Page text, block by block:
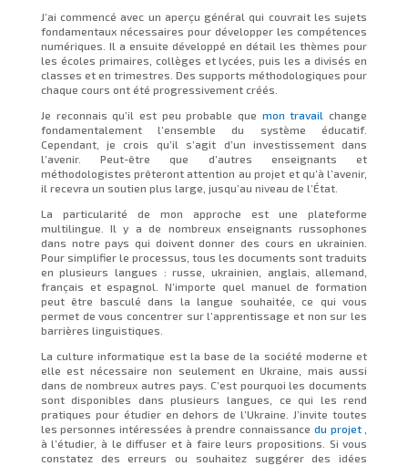
J’ai commencé avec un aperçu général qui couvrait les sujets
fondamentaux nécessaires pour développer les compétences
numériques. Il a ensuite développé en détail les thèmes pour
les écoles primaires, collèges et lycées, puis les a divisés en
classes et en trimestres. Des supports méthodologiques pour
chaque cours ont été progressivement créés.
Je reconnais qu’il est peu probable que mon travail change
fondamentalement l’ensemble du système éducatif.
Cependant, je crois qu’il s’agit d’un investissement dans
l’avenir. Peut-être que d’autres enseignants et
méthodologistes prêteront attention au projet et qu’à l’avenir,
il recevra un soutien plus large, jusqu’au niveau de l’État.
La particularité de mon approche est une plateforme
multilingue. Il y a de nombreux enseignants russophones
dans notre pays qui doivent donner des cours en ukrainien.
Pour simplifier le processus, tous les documents sont traduits
en plusieurs langues : russe, ukrainien, anglais, allemand,
français et espagnol. N’importe quel manuel de formation
peut être basculé dans la langue souhaitée, ce qui vous
permet de vous concentrer sur l’apprentissage et non sur les
barrières linguistiques.
La culture informatique est la base de la société moderne et
elle est nécessaire non seulement en Ukraine, mais aussi
dans de nombreux autres pays. C’est pourquoi les documents
sont disponibles dans plusieurs langues, ce qui les rend
pratiques pour étudier en dehors de l’Ukraine. J’invite toutes
les personnes intéressées à prendre connaissance du projet,
à l’étudier, à le diffuser et à faire leurs propositions. Si vous
constatez des erreurs ou souhaitez suggérer des idées